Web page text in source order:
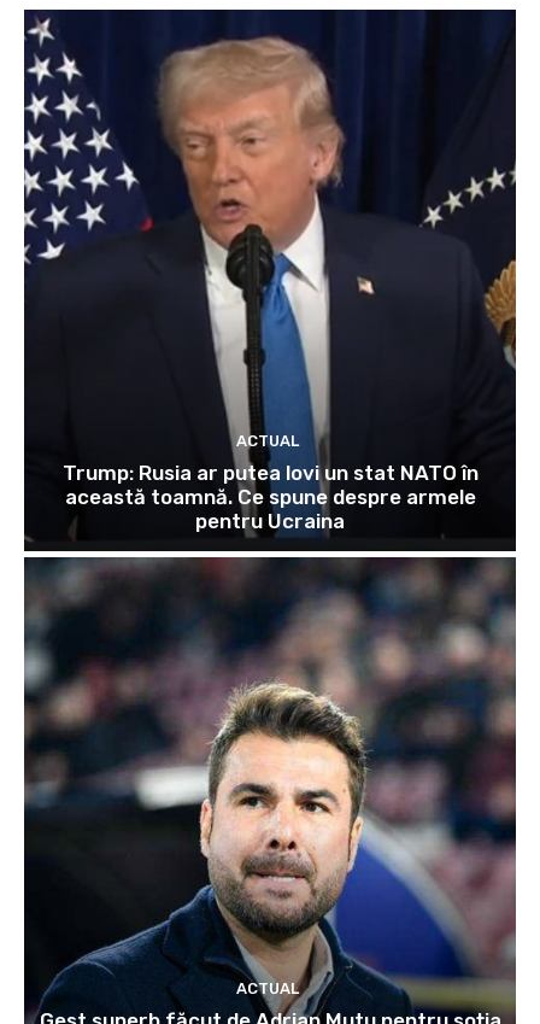
ACTUAL
Trump: Rusia ar putea lovi un stat NATO în
această toamnă. Ce spune despre armele
pentru Ucraina
ACTUAL